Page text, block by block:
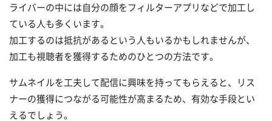
ライバーの中には自分の顔をフィルターアプリなどで加工し
ている人も多くいます。
加工するのは抵抗があるという人もいるかもしれませんが、
加工も視聴者を獲得するためのひとつの方法です。
サムネイルを工夫して配信に興味を持ってもらえると、リス
ナーの獲得につながる可能性が高まるため、有効な手段とい
えるでしょう。